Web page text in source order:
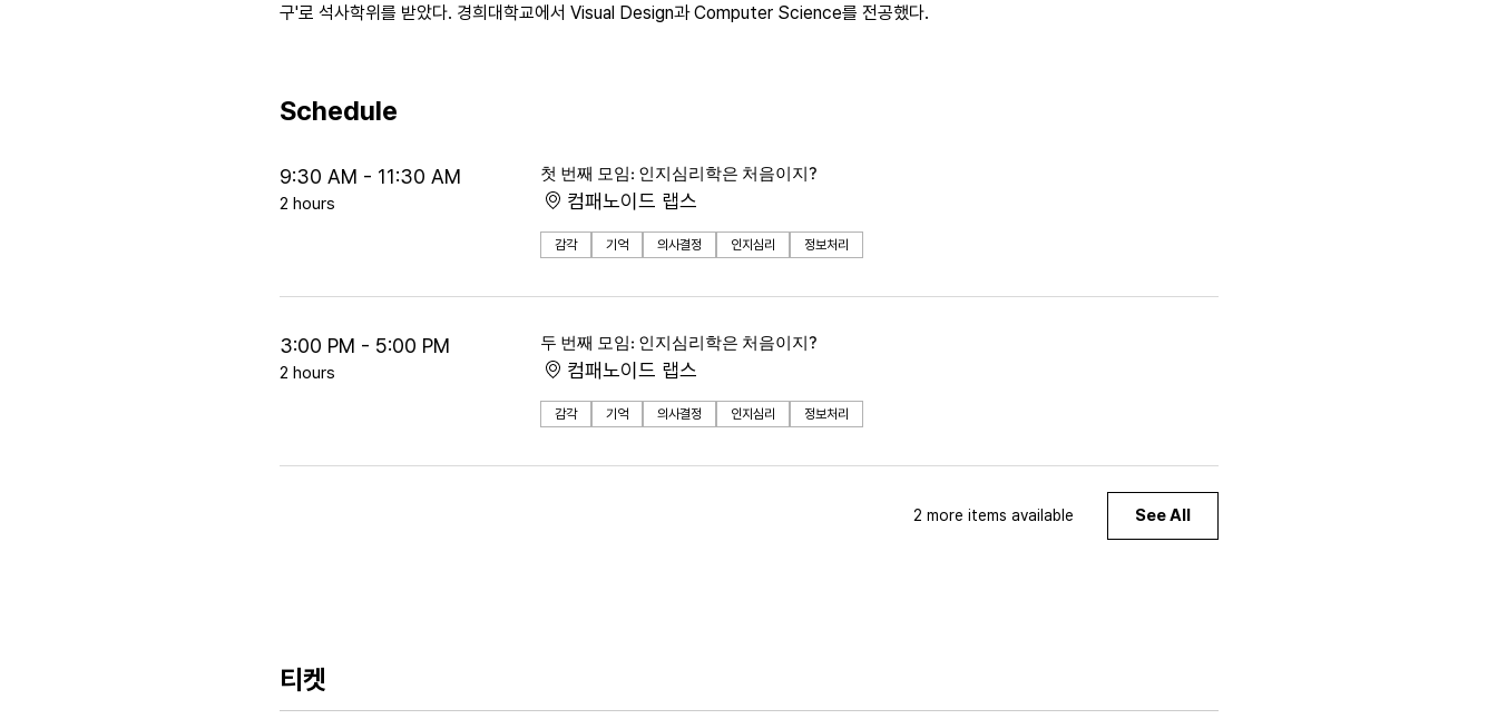
구'로 석사학위를 받았다. 경희대학교에서 Visual Design과 Computer Science를 전공했다.
Schedule
9:30 AM - 11:30 AM
2 hours
첫 번째 모임: 인지심리학은 처음이지?
컴패노이드 랩스
감각 기억 의사결정 인지심리 정보처리
3:00 PM - 5:00 PM
2 hours
두 번째 모임: 인지심리학은 처음이지?
컴패노이드 랩스
감각 기억 의사결정 인지심리 정보처리
2 more items available See All
티켓